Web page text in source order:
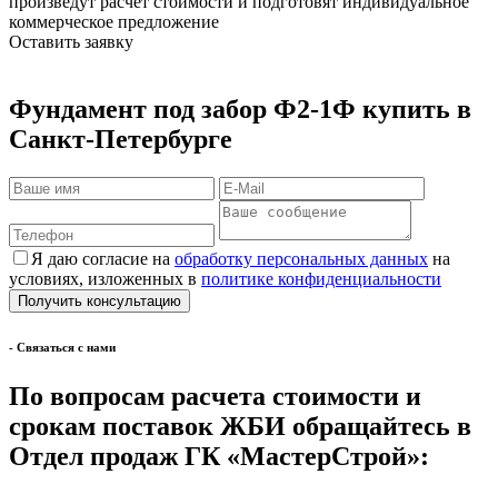
коммерческое предложение
Оставить заявку
Фyндамент под забор Ф2-1Ф купить в
Санкт-Петербурге
Я даю согласие на обработку персональных данных на
условиях, изложенных в политике конфиденциальности
- Cвязаться с нами
По вопросам расчета стоимости и
срокам поставок ЖБИ обращайтесь в
Отдел продаж ГК «МастерСтрой»: